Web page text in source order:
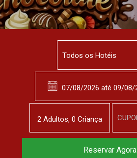
2 Adultos, 0 Criança
Reservar Agora